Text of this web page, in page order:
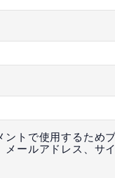
ントで使用するため
メールアドレス、サ